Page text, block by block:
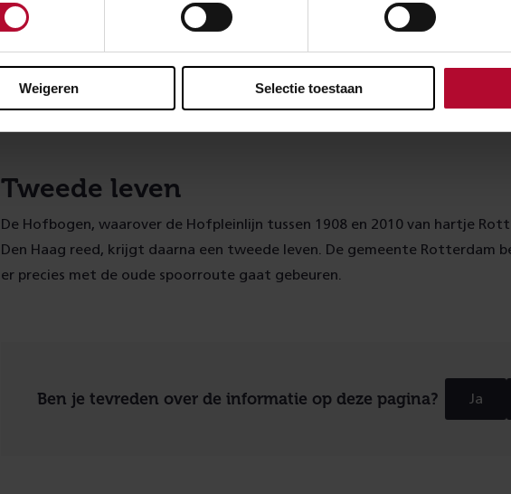
Weigeren Selectie toestaan
Afspraken
ProRail heeft met de gemeente Rotterdam en de Hofbogen B.V.
spoorspullen weghalen en het dak lekdicht maken. Vermoedelijk zijn we
Tweede leven
De Hofbogen, waarover de Hofpleinlijn tussen 1908 en 2010 van hartje
Den Haag reed, krijgt daarna een tweede leven. De gemeente Rotterdam
er precies met de oude spoorroute gaat gebeuren.
Ben je tevreden over de informatie op deze pagina? Ja